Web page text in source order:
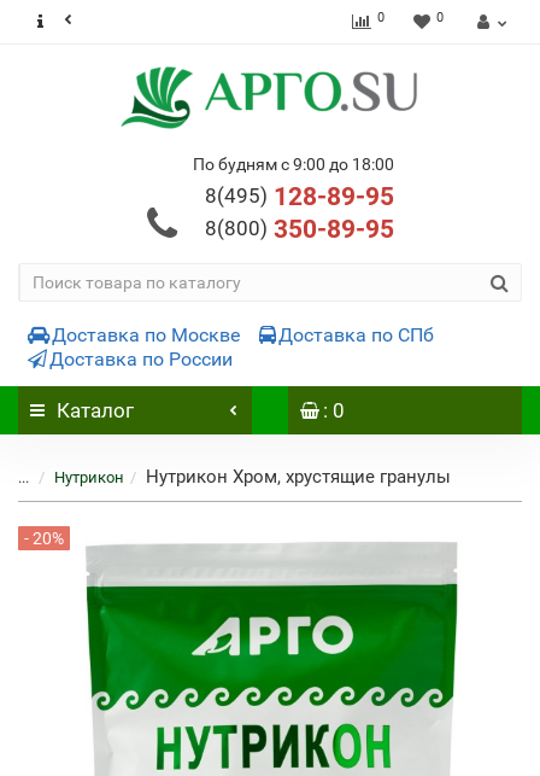
0 0
По будням с 9:00 до 18:00
8(495) 128-89-95
8(800) 350-89-95
Доставка по Москве
Доставка по СПб
Доставка по России
Каталог : 0
... Нутрикон Нутрикон Хром, хрустящие гранулы
- 20%